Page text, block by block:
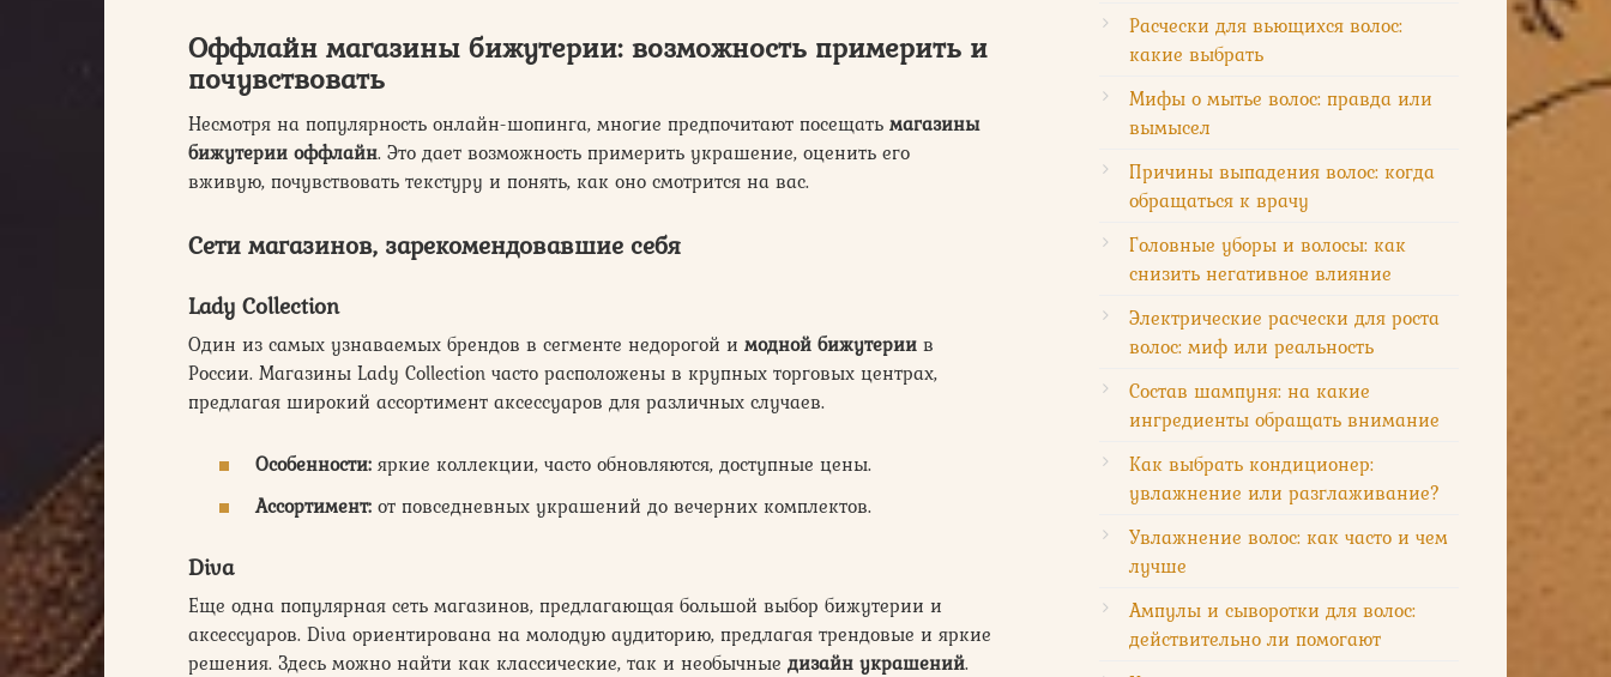
Оффлайн магазины бижутерии: возможность примерить и
почувствовать
Несмотря на популярность онлайн-шопинга, многие предпочитают посещать магазины
бижутерии оффлайн. Это дает возможность примерить украшение, оценить его
вживую, почувствовать текстуру и понять, как оно смотрится на вас.
Сети магазинов, зарекомендовавшие себя
Lady Collection
Один из самых узнаваемых брендов в сегменте недорогой и модной бижутерии в
России. Магазины Lady Collection часто расположены в крупных торговых центрах,
предлагая широкий ассортимент аксессуаров для различных случаев.
Особенности: яркие коллекции, часто обновляются, доступные цены.
Ассортимент: от повседневных украшений до вечерних комплектов.
Diva
Еще одна популярная сеть магазинов, предлагающая большой выбор бижутерии и
аксессуаров. Diva ориентирована на молодую аудиторию, предлагая трендовые и яркие
решения. Здесь можно найти как классические, так и необычные дизайн украшений.
Расчески для вьющихся волос:
какие выбрать
Мифы о мытье волос: правда или
вымысел
Причины выпадения волос: когда
обращаться к врачу
Головные уборы и волосы: как
снизить негативное влияние
Электрические расчески для роста
волос: миф или реальность
Состав шампуня: на какие
ингредиенты обращать внимание
Как выбрать кондиционер:
увлажнение или разглаживание?
Увлажнение волос: как часто и чем
лучше
Ампулы и сыворотки для волос:
действительно ли помогают